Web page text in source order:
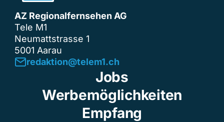
AZ Regionalfernsehen AG
Tele M1
Neumattstrasse 1
5001 Aarau
redaktion@telem1.ch
Jobs
Werbemöglichkeiten
Empfang